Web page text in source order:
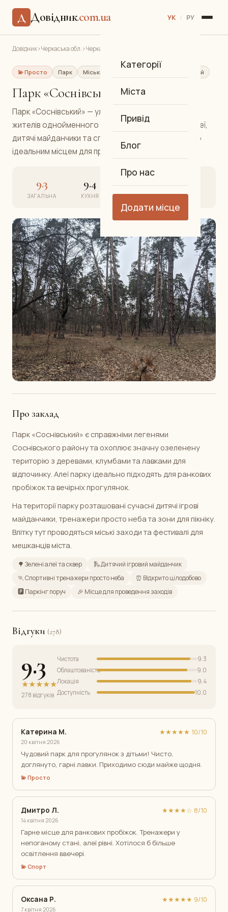
Д Довідник.com.ua УК / РУ
Категорії
Міста
Привід
Блог
Про нас
Додати місце
Довідник›Черкаська обл.›Черкаси
💫 Просто Парк Міський парк відпочинку Соснівський
Парк «Соснівський»
Парк «Соснівський» — улюблене місце відпочинку
жителів однойменного району Черкас. Затінені алеї,
дитячі майданчики та спортивні зони роблять його
ідеальним місцем для прогулянок усією сім'єю.
9.3
ЗАГАЛЬНА
9.4
КУХНЯ
9.0
АТМОСФЕРА
9.2
СЕРВІС
Про заклад
Парк «Соснівський» є справжніми легенями
Соснівського району та охоплює значну озеленену
територію з деревами, клумбами та лавками для
відпочинку. Алеї парку ідеально підходять для ранкових
пробіжок та вечірніх прогулянок.
На території парку розташовані сучасні дитячі ігрові
майданчики, тренажери просто неба та зони для пікніку.
Влітку тут проводяться міські заходи та фестивалі для
мешканців міста.
🌳 Зелені алеї та сквер
🛝 Дитячий ігровий майданчик
🏃 Спортивні тренажери просто неба
⏰ Відкрито цілодобово
🅿️ Паркінг поруч
🎉 Місце для проведення заходів
Відгуки (278)
9.3
★★★★★
278 відгуків
Чистота
9.3
Облаштованість
9.0
Локація
9.4
Доступність
10.0
Катерина М.
20 квітня 2026
★★★★★ 10/10
Чудовий парк для прогулянок з дітьми! Чисто,
доглянуто, гарні лавки. Приходимо сюди майже щодня.
💫 Просто
Дмитро Л.
14 квітня 2026
★★★★☆ 8/10
Гарне місце для ранкових пробіжок. Тренажери у
непоганому стані, алеї рівні. Хотілося б більше
освітлення ввечері.
💫 Спорт
Оксана Р.
7 квітня 2026
★★★★★ 9/10